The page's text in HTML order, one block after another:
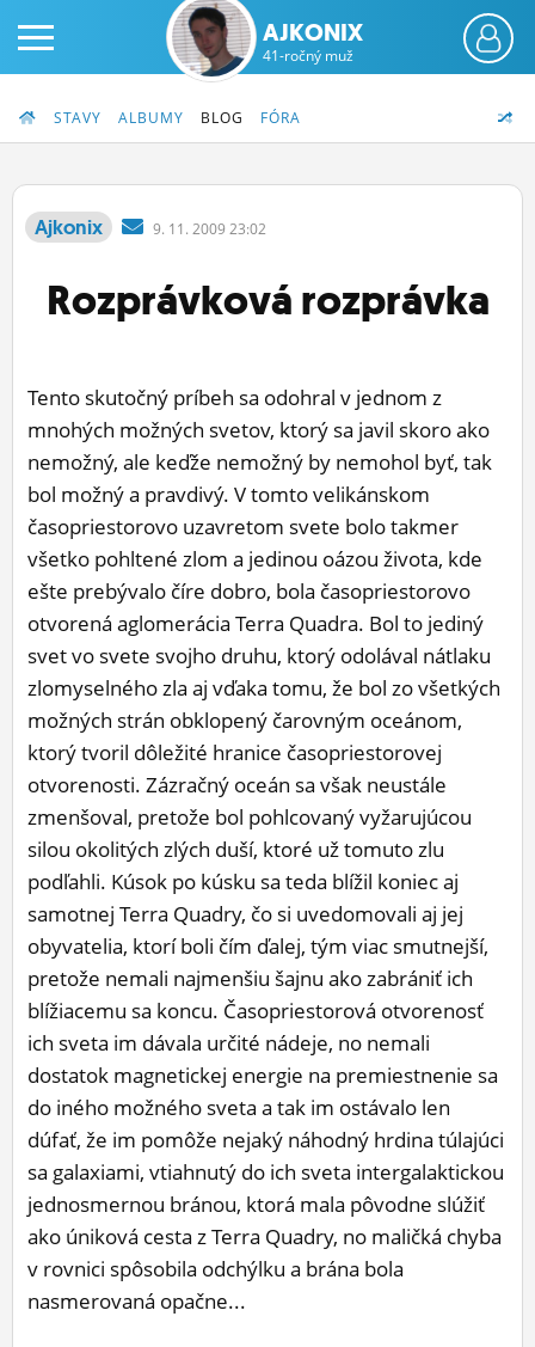
PRIHLÁS SA
ČINŽIAK
STATUSY
BLOGY
OBRÁZKY
ĽUDIA
MÔJ PROFIL
NASTAVENIA
ROLETA
AJKONIX
41-ročný muž
STAVY ALBUMY BLOG FÓRA
Ajkonix 9. 11. 2009 23:02
Rozprávková rozprávka
Tento skutočný príbeh sa odohral v jednom z
mnohých možných svetov, ktorý sa javil skoro ako
nemožný, ale keďže nemožný by nemohol byť, tak
bol možný a pravdivý. V tomto velikánskom
časopriestorovo uzavretom svete bolo takmer
všetko pohltené zlom a jedinou oázou života, kde
ešte prebývalo číre dobro, bola časopriestorovo
otvorená aglomerácia Terra Quadra. Bol to jediný
svet vo svete svojho druhu, ktorý odolával nátlaku
zlomyselného zla aj vďaka tomu, že bol zo všetkých
možných strán obklopený čarovným oceánom,
ktorý tvoril dôležité hranice časopriestorovej
otvorenosti. Zázračný oceán sa však neustále
zmenšoval, pretože bol pohlcovaný vyžarujúcou
silou okolitých zlých duší, ktoré už tomuto zlu
podľahli. Kúsok po kúsku sa teda blížil koniec aj
samotnej Terra Quadry, čo si uvedomovali aj jej
obyvatelia, ktorí boli čím ďalej, tým viac smutnejší,
pretože nemali najmenšiu šajnu ako zabrániť ich
blížiacemu sa koncu. Časopriestorová otvorenosť
ich sveta im dávala určité nádeje, no nemali
dostatok magnetickej energie na premiestnenie sa
do iného možného sveta a tak im ostávalo len
dúfať, že im pomôže nejaký náhodný hrdina túlajúci
sa galaxiami, vtiahnutý do ich sveta intergalaktickou
jednosmernou bránou, ktorá mala pôvodne slúžiť
ako úniková cesta z Terra Quadry, no maličká chyba
v rovnici spôsobila odchýlku a brána bola
nasmerovaná opačne...